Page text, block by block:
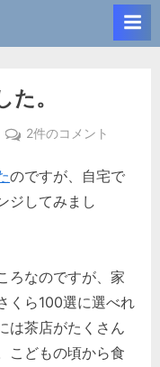
。
静
お
で
て
み
ま
た。
2件のコメント
のですが、自宅で
ジしてみまし
ろなのですが、家
くら100選に選べれ
は茶店がたくさん
こどもの頃から食